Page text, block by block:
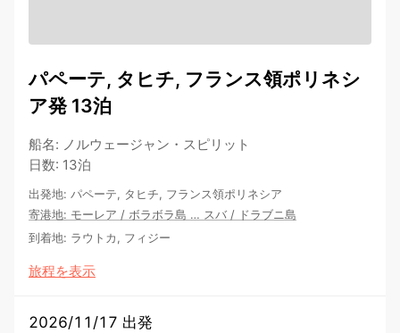
パペーテ, タヒチ, フランス領ポリネシ
ア発 13泊
船名: ノルウェージャン・スピリット
日数: 13泊
出発地: パペーテ, タヒチ, フランス領ポリネシア
寄港地: モーレア / ボラボラ島 … スバ / ドラブニ島
到着地: ラウトカ, フィジー
旅程を表示
2026/11/17 出発